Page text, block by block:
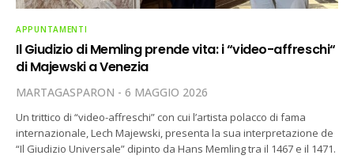
APPUNTAMENTI
Il Giudizio di Memling prende vita: i “video-affreschi“
di Majewski a Venezia
MARTAGASPARON 6 MAGGIO 2026
Un trittico di “video-affreschi” con cui l’artista polacco di fama
internazionale, Lech Majewski, presenta la sua interpretazione de
“Il Giudizio Universale” dipinto da Hans Memling tra il 1467 e il 1471.